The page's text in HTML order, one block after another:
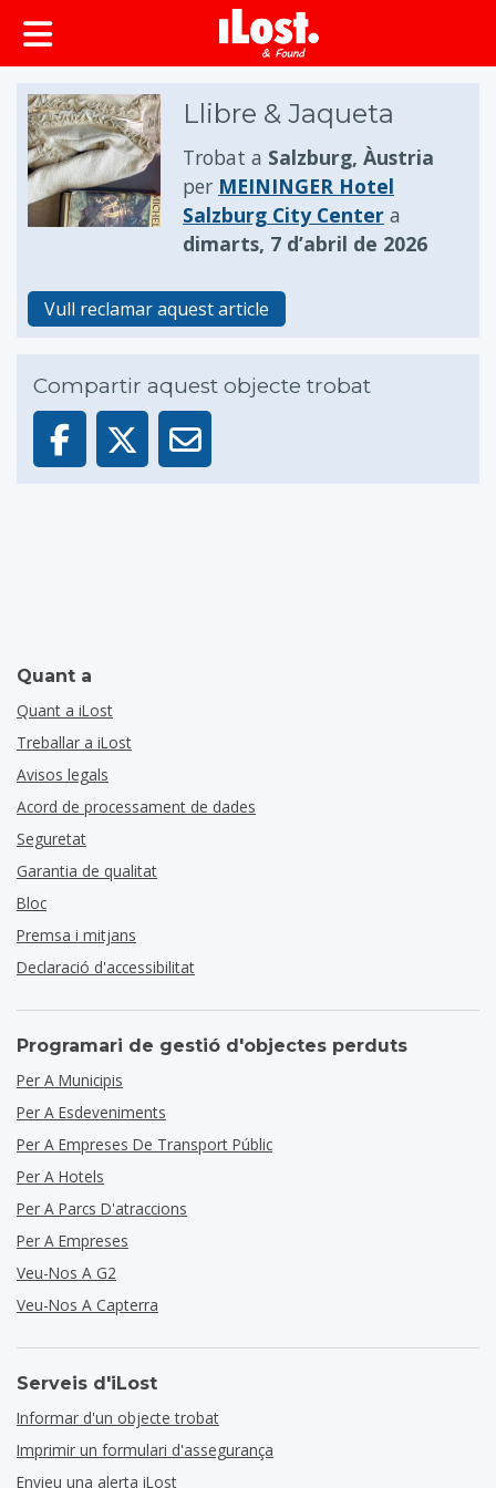
principal
Llibre & Jaqueta
Trobat a Salzburg, Àustria
per MEININGER Hotel
Salzburg City Center a
dimarts, 7 d’abril de 2026
Vull reclamar aquest article
Compartir aquest objecte trobat
Quant a
Quant a iLost
Treballar a iLost
Avisos legals
Acord de processament de dades
Seguretat
Garantia de qualitat
Bloc
Premsa i mitjans
Declaració d'accessibilitat
Programari de gestió d'objectes perduts
Per A Municipis
Per A Esdeveniments
Per A Empreses De Transport Públic
Per A Hotels
Per A Parcs D'atraccions
Per A Empreses
Veu-Nos A G2
Veu-Nos A Capterra
Serveis d'iLost
Informar d'un objecte trobat
Imprimir un formulari d'assegurança
Envieu una alerta iLost